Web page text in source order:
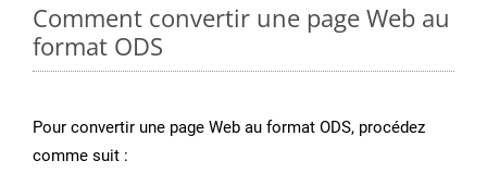
Comment convertir une page Web au
format ODS
Pour convertir une page Web au format ODS, procédez
comme suit :